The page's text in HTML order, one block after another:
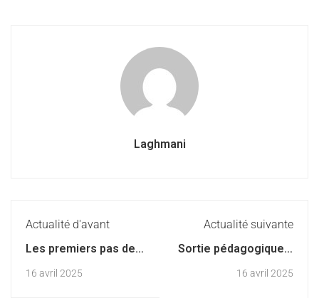
Laghmani
Actualité d'avant
Les premiers pas de
enfant
16 avril 2025
Actualité suivante
Sortie pédagogique à
16 avril 2025